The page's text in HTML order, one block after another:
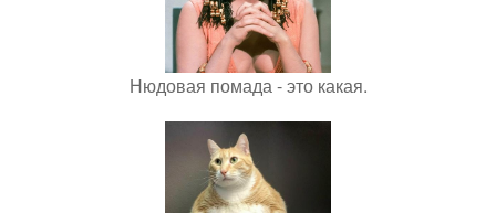
Нюдовая помада - это какая.